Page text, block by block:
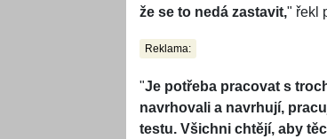
že se to nedá zastavit," řekl
Reklama:
"Je potřeba pracovat s
navrhovali a navrhují,
testu. Všichni chtějí, aby